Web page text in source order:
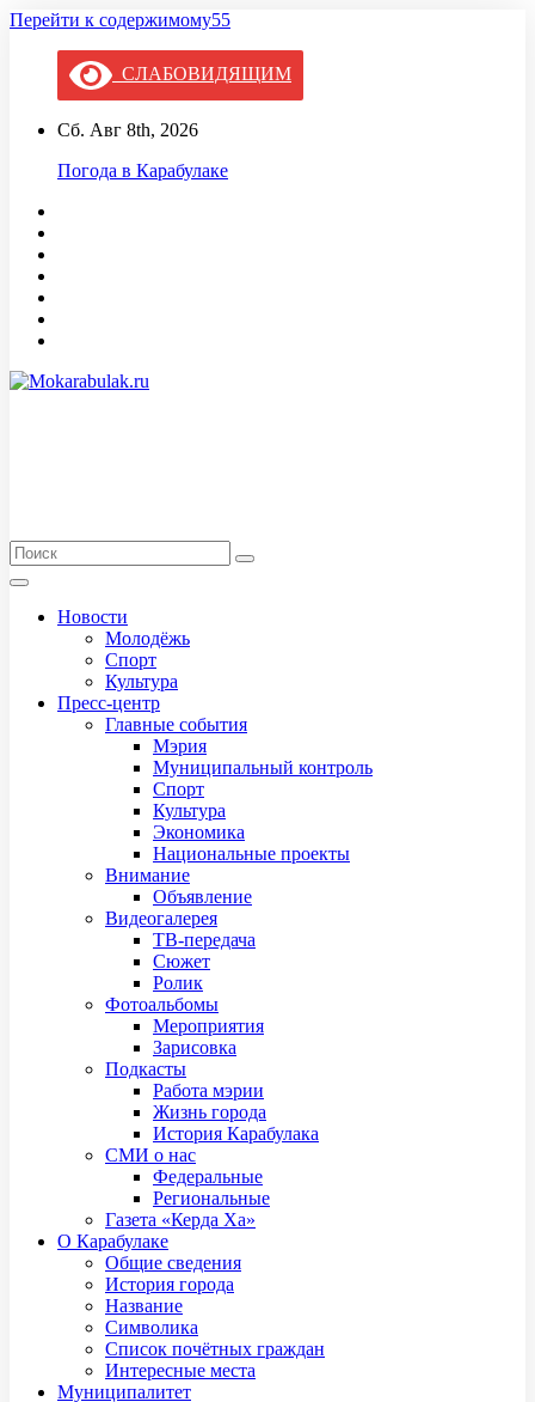
Перейти к содержимому55
СЛАБОВИДЯЩИМ
Сб. Авг 8th, 2026
Погода в Карабулаке
Новости
Молодёжь
Спорт
Культура
Пресс-центр
Главные события
Мэрия
Муниципальный контроль
Спорт
Культура
Экономика
Национальные проекты
Внимание
Объявление
Видеогалерея
ТВ-передача
Сюжет
Ролик
Фотоальбомы
Мероприятия
Зарисовка
Подкасты
Работа мэрии
Жизнь города
История Карабулака
СМИ о нас
Федеральные
Региональные
Газета «Керда Ха»
О Карабулаке
Общие сведения
История города
Название
Символика
Список почётных граждан
Интересные места
Муниципалитет